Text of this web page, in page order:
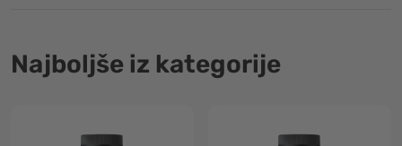
Najboljše iz kategorije